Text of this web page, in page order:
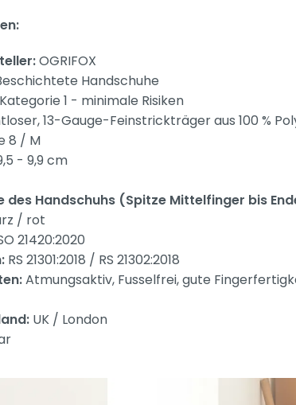
OGRIFOX
Handschuhe
Kategorie 1 - minimale Risiken
13-Gauge-Feinstrickträger aus 100 %
8 / M
- 9,9 cm
des Handschuhs (Spitze Mittelfinger bis
/ rot
21420:2020
RS 21301:2018 / RS 21302:2018
Atmungsaktiv, Fusselfrei, gute
UK / London